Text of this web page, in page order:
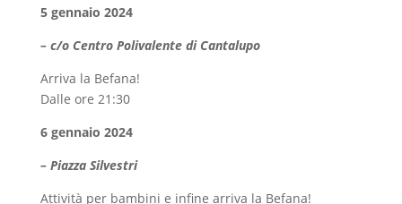
5 gennaio 2024
– c/o Centro Polivalente di Cantalupo
Arriva la Befana!
Dalle ore 21:30
6 gennaio 2024
– Piazza Silvestri
Attività per bambini e infine arriva la Befana!